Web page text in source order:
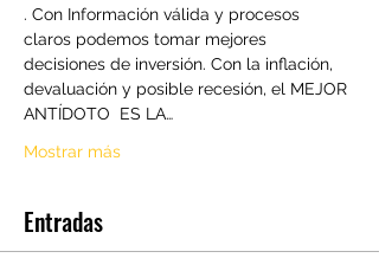
. Con Información válida y procesos
claros podemos tomar mejores
decisiones de inversión. Con la inflación,
devaluación y posible recesión, el MEJOR
ANTÍDOTO  ES LA…
Mostrar más
Entradas